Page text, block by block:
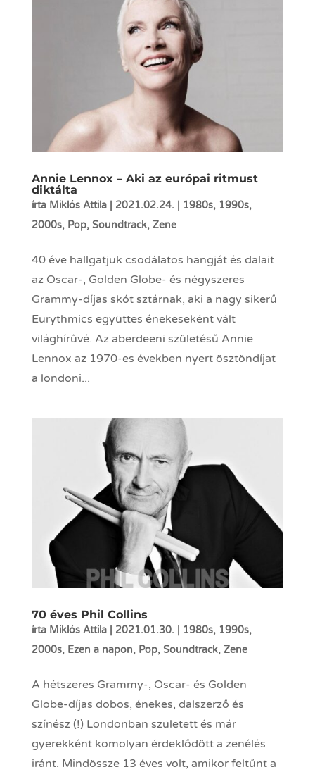
Annie Lennox – Aki az európai ritmust
diktálta
írta Miklós Attila| 2021.02.24. 1980s, 1990s,
2000s, Pop, Soundtrack, Zene
40 éve hallgatjuk csodálatos hangját és dalait
az Oscar-, Golden Globe- és négyszeres
Grammy-díjas skót sztárnak, aki a nagy sikerű
Eurythmics együttes énekeseként vált
világhírűvé. Az aberdeeni születésű Annie
Lennox az 1970-es években nyert ösztöndíjat
a londoni...
70 éves Phil Collins
írta Miklós Attila| 2021.01.30. 1980s, 1990s,
2000s, Ezen a napon, Pop, Soundtrack, Zene
A hétszeres Grammy-, Oscar- és Golden
Globe-díjas dobos, énekes, dalszerző és
színész (!) Londonban született és már
gyerekként komolyan érdeklődött a zenélés
iránt. Mindössze 13 éves volt, amikor feltűnt a